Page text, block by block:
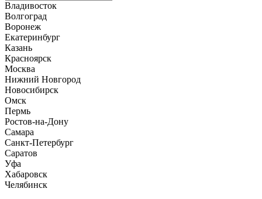
Владивосток
Волгоград
Воронеж
Екатеринбург
Казань
Красноярск
Москва
Нижний Новгород
Новосибирск
Омск
Пермь
Ростов-на-Дону
Самара
Санкт-Петербург
Саратов
Уфа
Хабаровск
Челябинск